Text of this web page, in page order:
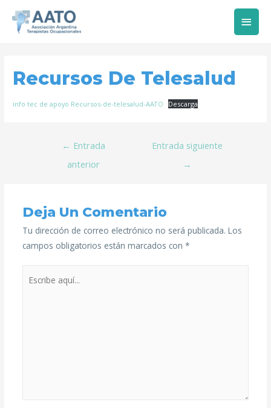
Recursos De Telesalud
info tec de apoyo Recursos-de-telesalud-AATO Descarga
← Entrada
anterior
Entrada siguiente
→
Deja Un Comentario
Tu dirección de correo electrónico no será publicada. Los
campos obligatorios están marcados con *